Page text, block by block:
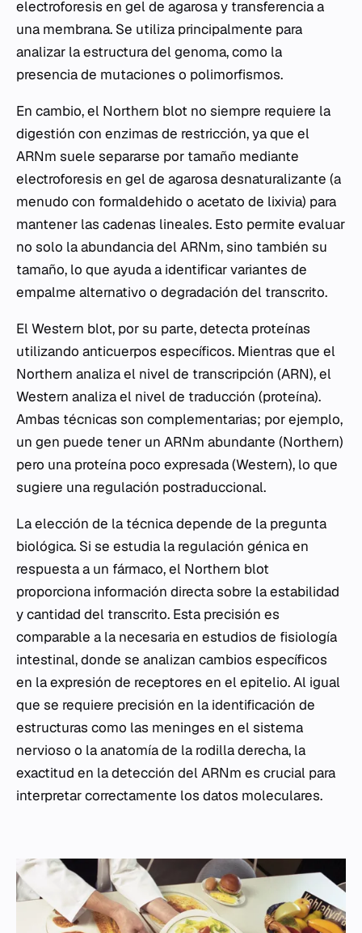
electroforesis en gel de agarosa y transferencia a
una membrana. Se utiliza principalmente para
analizar la estructura del genoma, como la
presencia de mutaciones o polimorfismos.
En cambio, el Northern blot no siempre requiere la
digestión con enzimas de restricción, ya que el
ARNm suele separarse por tamaño mediante
electroforesis en gel de agarosa desnaturalizante (a
menudo con formaldehido o acetato de lixivia) para
mantener las cadenas lineales. Esto permite evaluar
no solo la abundancia del ARNm, sino también su
tamaño, lo que ayuda a identificar variantes de
empalme alternativo o degradación del transcrito.
El Western blot, por su parte, detecta proteínas
utilizando anticuerpos específicos. Mientras que el
Northern analiza el nivel de transcripción (ARN), el
Western analiza el nivel de traducción (proteína).
Ambas técnicas son complementarias; por ejemplo,
un gen puede tener un ARNm abundante (Northern)
pero una proteína poco expresada (Western), lo que
sugiere una regulación postraduccional.
La elección de la técnica depende de la pregunta
biológica. Si se estudia la regulación génica en
respuesta a un fármaco, el Northern blot
proporciona información directa sobre la estabilidad
y cantidad del transcrito. Esta precisión es
comparable a la necesaria en estudios de fisiología
intestinal, donde se analizan cambios específicos
en la expresión de receptores en el epitelio. Al igual
que se requiere precisión en la identificación de
estructuras como las meninges en el sistema
nervioso o la anatomía de la rodilla derecha, la
exactitud en la detección del ARNm es crucial para
interpretar correctamente los datos moleculares.